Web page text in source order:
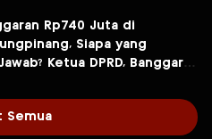
Rp740 Juta di
Siapa yang
Ketua DPRD, Banggar
Semua